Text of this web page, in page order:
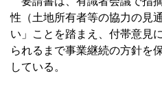
性（土地所有者等の協力の見
い」ことを踏まえ、付帯意見
られるまで事業継続の方針を
している。